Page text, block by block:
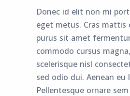
Donec id elit non mi
eget metus. Cras mattis
purus sit amet
commodo cursus
scelerisque nisl
sed odio dui. Aenean eu
Pellentesque ornare